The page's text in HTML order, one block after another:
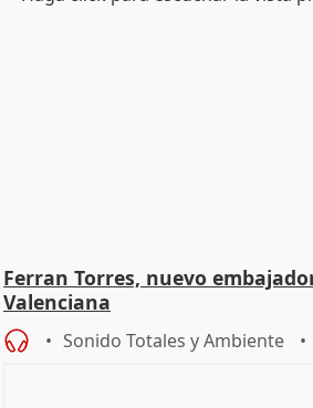
Ferran Torres, nuevo
Valenciana
Sonido Totales y Ambiente